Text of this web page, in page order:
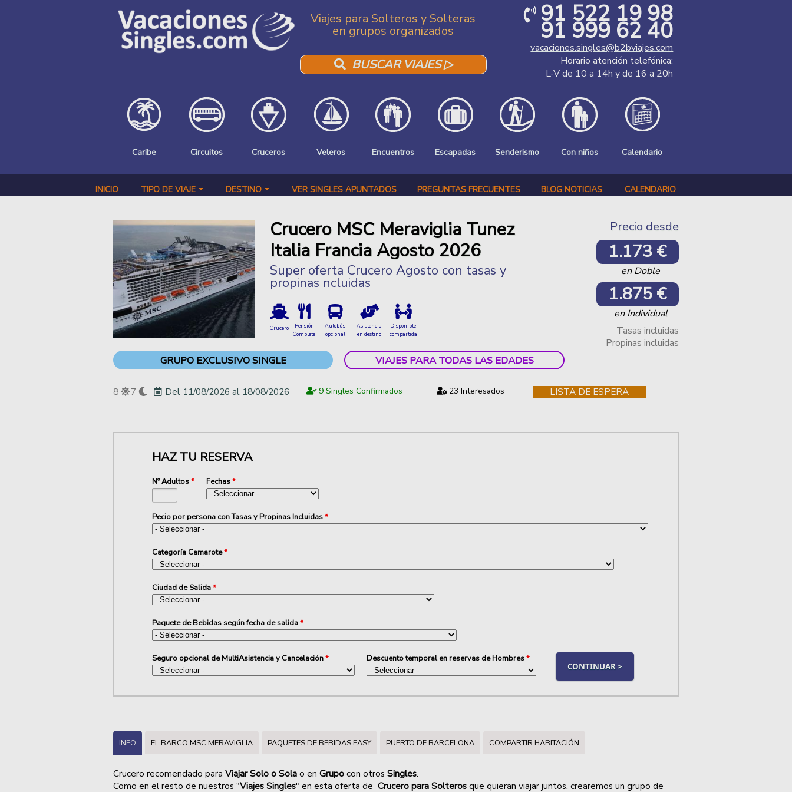
Viajes para Solteros y Solteras
en grupos organizados
BUSCAR VIAJES ▷
91 522 19 98
91 999 62 40
vacaciones.singles@b2bviajes.com
Horario atención telefónica:
L-V de 10 a 14h y de 16 a 20h
Caribe Circuitos Cruceros Veleros Encuentros Escapadas Senderismo Con niños Calendario
INICIO TIPO DE VIAJE DESTINO VER SINGLES APUNTADOS PREGUNTAS FRECUENTES BLOG NOTICIAS CALENDARIO
Crucero MSC Meraviglia Tunez
Italia Francia Agosto 2026
Super oferta Crucero Agosto con tasas y
propinas ncluidas
Crucero
Pensión
Completa
Autobús
opcional
Asistencia
en destino
Disponible
compartida
GRUPO EXCLUSIVO SINGLE VIAJES PARA TODAS LAS EDADES
Precio desde
1.173 €
en Doble
1.875 €
en Individual
Tasas incluidas
Propinas incluidas
8 7 Del 11/08/2026 al 18/08/2026 9 Singles Confirmados 23 Interesados LISTA DE ESPERA
HAZ TU RESERVA
Nº Adultos* Fechas*
Pecio por persona con Tasas y Propinas Incluidas*
Categoría Camarote*
Ciudad de Salida*
Paquete de Bebidas según fecha de salida*
Seguro opcional de MultiAsistencia y Cancelación* Descuento temporal en reservas de Hombres*
INFO EL BARCO MSC MERAVIGLIA PAQUETES DE BEBIDAS EASY PUERTO DE BARCELONA COMPARTIR HABITACIÓN
Crucero recomendado para Viajar Solo o Solao en Grupocon otros Singles.
Como en el resto de nuestros "Viajes Singles" en esta oferta de Crucero para Solterosque quieran viajar juntos. crearemos un grupo de